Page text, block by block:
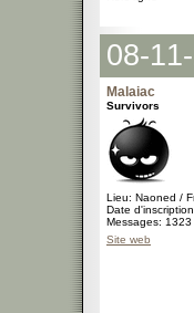
08-
Malaiac
Survivors
Lieu: Naoned /
Date
Messages: 1323
Site web